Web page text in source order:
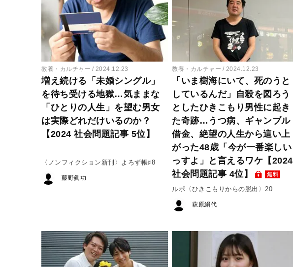
教養・カルチャー 2024.12.23
増え続ける「未婚シングル」
を待ち受ける地獄…気ままな
「ひとりの人生」を望む男女
は実際どれだけいるのか？
【2024 社会問題記事 5位】
〈ノンフィクション新刊〉よろず帳♯8
藤野眞功
教養・カルチャー 2024.12.23
「いま樹海にいて、死のうと
しているんだ」自殺を図ろう
としたひきこもり男性に起き
た奇跡…うつ病、ギャンブル
借金、絶望の人生から這い上
がった48歳「今が一番楽しい
っすよ」と言えるワケ【2024
社会問題記事 4位】
無料
ルポ〈ひきこもりからの脱出〉20
萩原絹代